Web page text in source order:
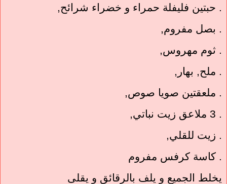
. حبتين فليفلة حمراء و خضراء شرائح,
. بصل مفروم,
. ثوم مهروس,
. ملح, بهار,
. ملعقتين صويا صوص,
. 3 ملاعق زيت نباتي,
. زيت للقلي,
. كاسة كرفس مفروم
يخلط الجميع و يلف بالرقائق و يقلى